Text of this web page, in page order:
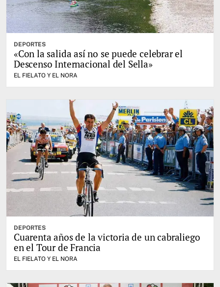
DEPORTES
«Con la salida así no se puede celebrar el
Descenso Internacional del Sella»
EL FIELATO Y EL NORA
DEPORTES
Cuarenta años de la victoria de un cabraliego
en el Tour de Francia
EL FIELATO Y EL NORA